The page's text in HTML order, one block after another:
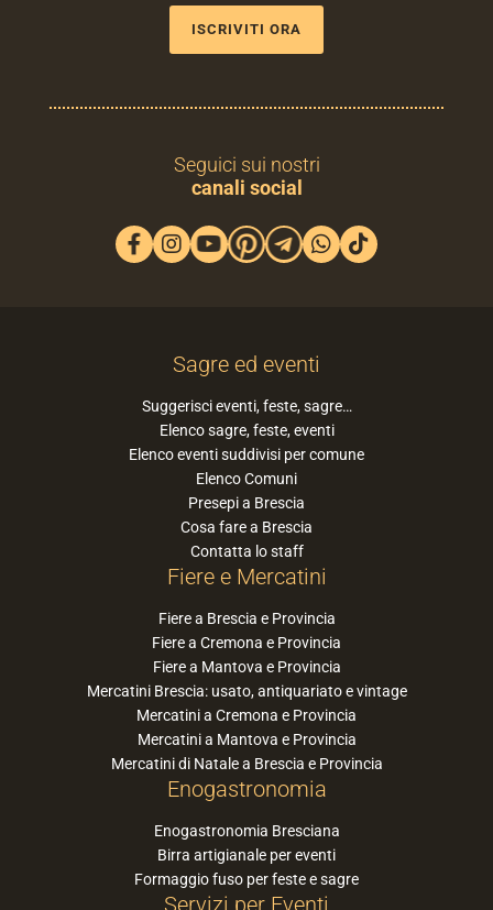
ISCRIVITI ORA
Seguici sui nostri
canali social
Sagre ed eventi
Suggerisci eventi, feste, sagre…
Elenco sagre, feste, eventi
Elenco eventi suddivisi per comune
Elenco Comuni
Presepi a Brescia
Cosa fare a Brescia
Contatta lo staff
Fiere e Mercatini
Fiere a Brescia e Provincia
Fiere a Cremona e Provincia
Fiere a Mantova e Provincia
Mercatini Brescia: usato, antiquariato e vintage
Mercatini a Cremona e Provincia
Mercatini a Mantova e Provincia
Mercatini di Natale a Brescia e Provincia
Enogastronomia
Enogastronomia Bresciana
Birra artigianale per eventi
Formaggio fuso per feste e sagre